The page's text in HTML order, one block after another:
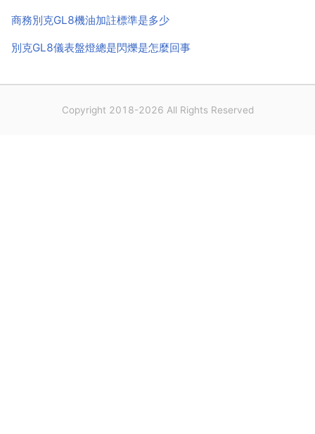
商務別克GL8機油加註標準是多少
別克GL8儀表盤燈總是閃爍是怎麼回事
Copyright 2018-2026 All Rights Reserved